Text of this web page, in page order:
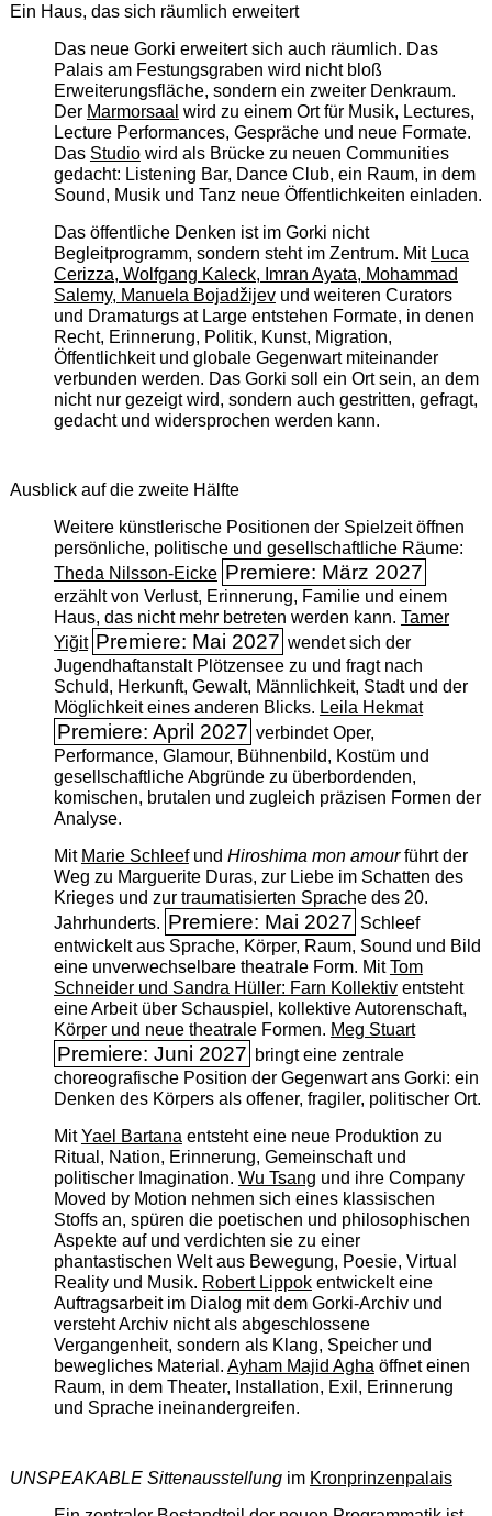
Ein Haus, das sich räumlich erweitert
Das neue Gorki erweitert sich auch räumlich. Das
Palais am Festungsgraben wird nicht bloß
Erweiterungsfläche, sondern ein zweiter Denkraum.
Der Marmorsaal wird zu einem Ort für Musik, Lectures,
Lecture Performances, Gespräche und neue Formate.
Das Studiowird als Brücke zu neuen Communities
gedacht: Listening Bar, Dance Club, ein Raum, in dem
Sound, Musik und Tanz neue Öffentlichkeiten einladen.
Das öffentliche Denken ist im Gorki nicht
Begleitprogramm, sondern steht im Zentrum. Mit Luca
Cerizza, Wolfgang Kaleck, Imran Ayata, Mohammad
Salemy, Manuela Bojadžijevund weiteren Curators
und Dramaturgs at Large entstehen Formate, in denen
Recht, Erinnerung, Politik, Kunst, Migration,
Öffentlichkeit und globale Gegenwart miteinander
verbunden werden. Das Gorki soll ein Ort sein, an dem
nicht nur gezeigt wird, sondern auch gestritten, gefragt,
gedacht und widersprochen werden kann.
Ausblick auf die zweite Hälfte
Weitere künstlerische Positionen der Spielzeit öffnen
persönliche, politische und gesellschaftliche Räume:
Theda Nilsson-Eicke Premiere: März 2027
erzählt von Verlust, Erinnerung, Familie und einem
Haus, das nicht mehr betreten werden kann. Tamer
Yiğit Premiere: Mai 2027 wendet sich der
Jugendhaftanstalt Plötzensee zu und fragt nach
Schuld, Herkunft, Gewalt, Männlichkeit, Stadt und der
Möglichkeit eines anderen Blicks. Leila Hekmat
Premiere: April 2027 verbindet Oper,
Performance, Glamour, Bühnenbild, Kostüm und
gesellschaftliche Abgründe zu überbordenden,
komischen, brutalen und zugleich präzisen Formen der
Analyse.
Mit Marie Schleefund Hiroshima mon amourführt der
Weg zu Marguerite Duras, zur Liebe im Schatten des
Krieges und zur traumatisierten Sprache des 20.
Jahrhunderts. Premiere: Mai 2027 Schleef
entwickelt aus Sprache, Körper, Raum, Sound und Bild
eine unverwechselbare theatrale Form. MitTom
Schneider und Sandra Hüller: Farn Kollektiventsteht
eine Arbeit über Schauspiel, kollektive Autorenschaft,
Körper und neue theatrale Formen. Meg Stuart
Premiere: Juni 2027 bringt eine zentrale
choreografische Position der Gegenwart ans Gorki: ein
Denken des Körpers als offener, fragiler, politischer Ort.
MitYael Bartanaentsteht eine neue Produktion zu
Ritual, Nation, Erinnerung, Gemeinschaft und
politischer Imagination. Wu Tsang und ihre Company
Moved by Motion nehmen sich eines klassischen
Stoffs an, spüren die poetischen und philosophischen
Aspekte auf und verdichten sie zu einer
phantastischen Welt aus Bewegung, Poesie, Virtual
Reality und Musik. Robert Lippokentwickelt eine
Auftragsarbeit im Dialog mit dem Gorki-Archiv und
versteht Archiv nicht als abgeschlossene
Vergangenheit, sondern als Klang, Speicher und
bewegliches Material. Ayham Majid Aghaöffnet einen
Raum, in dem Theater, Installation, Exil, Erinnerung
und Sprache ineinandergreifen.
UNSPEAKABLE Sittenausstellungim Kronprinzenpalais